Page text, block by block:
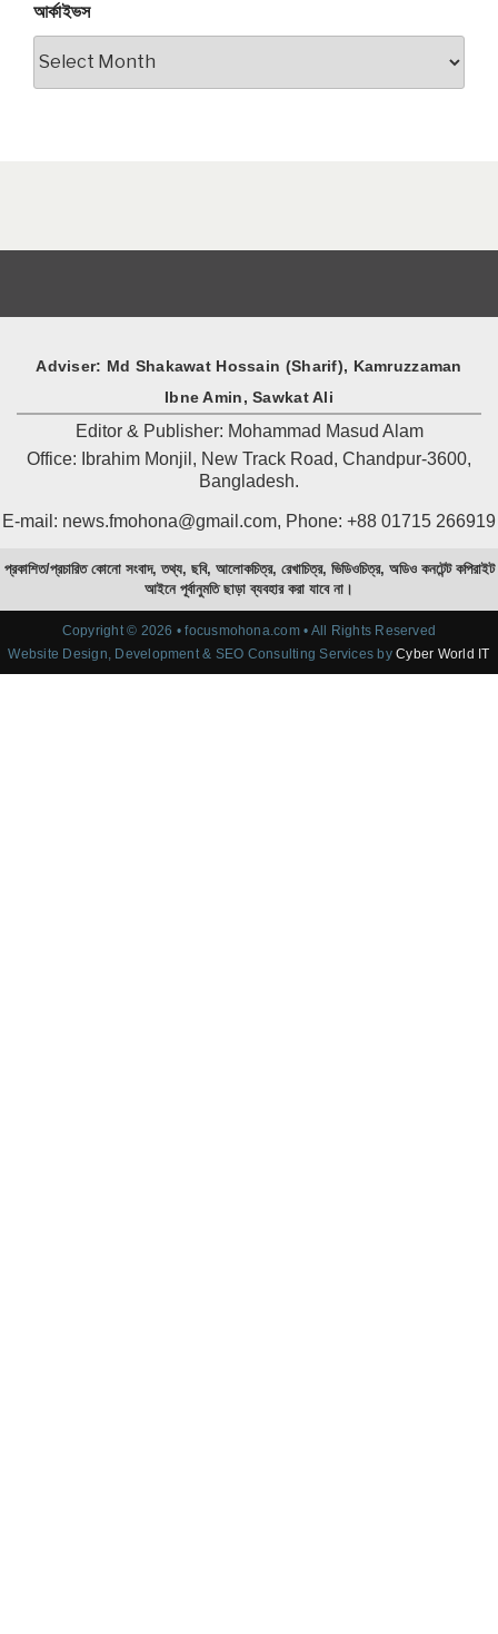
আর্কাইভস
Adviser: Md Shakawat Hossain (Sharif), Kamruzzaman
Ibne Amin, Sawkat Ali
Editor & Publisher: Mohammad Masud Alam
Office: Ibrahim Monjil, New Track Road, Chandpur-3600,
Bangladesh.
E-mail: news.fmohona@gmail.com, Phone: +88 01715 266919
প্রকাশিত/প্রচারিত কোনো সংবাদ, তথ্য, ছবি, আলোকচিত্র, রেখাচিত্র, ভিডিওচিত্র, অডিও কনটেন্ট কপিরাইট
আইনে পূর্বানুমতি ছাড়া ব্যবহার করা যাবে না।
Copyright © 2026 • focusmohona.com • All Rights Reserved
Website Design, Development & SEO Consulting Services byCyber World IT